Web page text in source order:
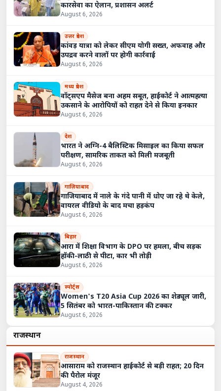
कारसेवा का ऐलान, प्रशासन अलर्ट
August 6, 2026
उत्तर प्रदेश
कांवड़ यात्रा को लेकर सीएम योगी सख्त, अफवाह और
उपद्रव करने वालों पर होगी कार्रवाई
August 6, 2026
मध्य प्रदेश
वॉट्सएप मैसेज बना अहम सबूत, हाईकोर्ट ने आत्महत्या
उकसाने के आरोपियों को राहत देने से किया इनकार
August 6, 2026
देश
भारत ने अग्नि-4 बैलिस्टिक मिसाइल का किया सफल
परीक्षण, सामरिक ताकत को मिली मजबूती
August 6, 2026
गाज़ियाबाद
गाजियाबाद में नाले के गंदे पानी में धोए जा रहे थे केले,
वायरल वीडियो के बाद मचा हड़कंप
August 6, 2026
बिहार
आरा में शिक्षा विभाग के DPO पर हमला, बीच सड़क
हॉकी-लाठी से पीटा, कार भी तोड़ी
August 6, 2026
स्पोर्ट्स
Women's T20 Asia Cup 2026 का शेड्यूल जारी,
5 सितंबर को भारत-पाकिस्तान की टक्कर
August 6, 2026
राजस्थान
राजस्थान
आसाराम को राजस्थान हाईकोर्ट से बड़ी राहत; 20 दिन
की पैरोल मंजूर
August 4, 2026